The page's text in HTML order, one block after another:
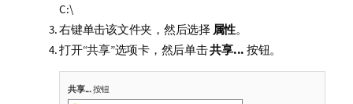
C:\
右键单击该文件夹，然后选择 属性。
打开“共享”选项卡，然后单击共享... 按钮。
共享...按钮